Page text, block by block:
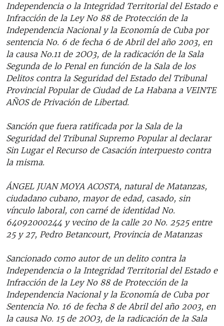
Independencia o la Integridad Territorial del Estado e
Infracción de la Ley No 88 de Protección de la
Independencia Nacional y la Economía de Cuba por
sentencia No. 6 de fecha 6 de Abril del año 2003, en
la causa No.11 de 2OO3, de la radicación de la Sala
Segunda de lo Penal en función de la Sala de los
Delitos contra la Seguridad del Estado del Tribunal
Provincial Popular de Ciudad de La Habana a VEINTE
AÑOS de Privación de Libertad.
Sanción que fuera ratificada por la Sala de la
Seguridad del Tribunal Supremo Popular al declarar
Sin Lugar el Recurso de Casación interpuesto contra
la misma.
ÁNGEL JUAN MOYA ACOSTA, natural de Matanzas,
ciudadano cubano, mayor de edad, casado, sin
vínculo laboral, con carné de identidad No.
64092000244 y vecino de la calle 20 No. 2525 entre
25 y 27, Pedro Betancourt, Provincia de Matanzas
Sancionado como autor de un delito contra la
Independencia o la Integridad Territorial del Estado e
Infracción de la Ley No 88 de Protección de la
Independencia Nacional y la Economía de Cuba por
Sentencia No. 16 de fecha 8 de Abril del año 2003, en
la causa No. 15 de 2OO3, de la radicación de la Sala